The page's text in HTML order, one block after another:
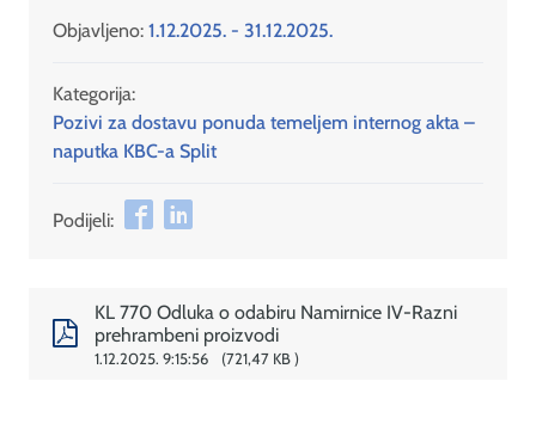
Objavljeno: 1.12.2025. - 31.12.2025.
Kategorija:
Pozivi za dostavu ponuda temeljem internog akta –
naputka KBC-a Split
Podijeli:
KL 770 Odluka o odabiru Namirnice IV-Razni
prehrambeni proizvodi
1.12.2025. 9:15:56 721,47 KB